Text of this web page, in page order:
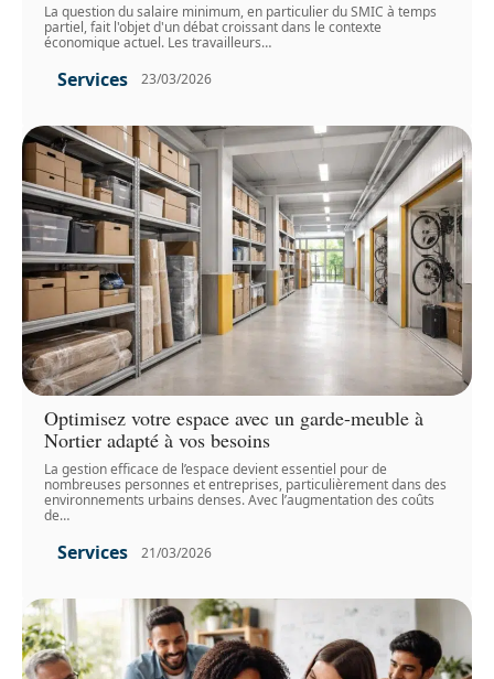
La question du salaire minimum, en particulier du SMIC à temps
partiel, fait l'objet d'un débat croissant dans le contexte
économique actuel. Les travailleurs…
Services 23/03/2026
Optimisez votre espace avec un garde-meuble à
Nortier adapté à vos besoins
La gestion efficace de l’espace devient essentiel pour de
nombreuses personnes et entreprises, particulièrement dans des
environnements urbains denses. Avec l’augmentation des coûts
de…
Services 21/03/2026